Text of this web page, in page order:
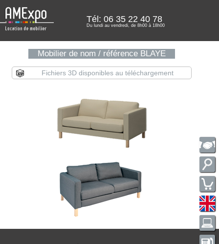
Tél: 06 35 22 40 78
Du lundi au vendredi, de 8h00 à 18h00
Mobilier de nom / référence BLAYE
Fichiers 3D disponibles au téléchargement